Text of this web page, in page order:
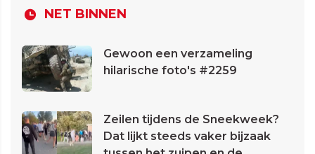
NET BINNEN
Gewoon een verzameling
hilarische foto's #2259
Zeilen tijdens de Sneekweek?
Dat lijkt steeds vaker bijzaak